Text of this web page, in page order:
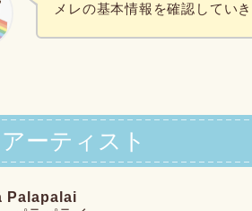
メレの基本情報を確認していき
ーティスト
Palapalai